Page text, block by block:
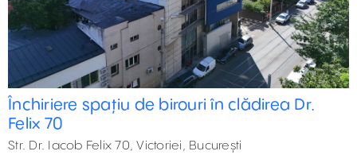
Închiriere spațiu de birouri în clădirea Dr.
Felix 70
Str. Dr. Iacob Felix 70, Victoriei, București